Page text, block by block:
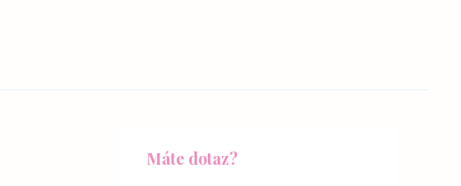
Máte dotaz?